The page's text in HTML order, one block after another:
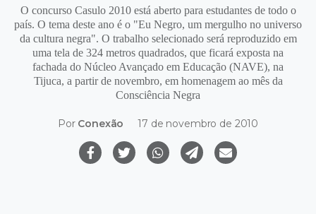
O concurso Casulo 2010 está aberto para estudantes de todo o
país. O tema deste ano é o "Eu Negro, um mergulho no universo
da cultura negra". O trabalho selecionado será reproduzido em
uma tela de 324 metros quadrados, que ficará exposta na
fachada do Núcleo Avançado em Educação (NAVE), na
Tijuca, a partir de novembro, em homenagem ao mês da
Consciência Negra
Por Conexão 17 de novembro de 2010